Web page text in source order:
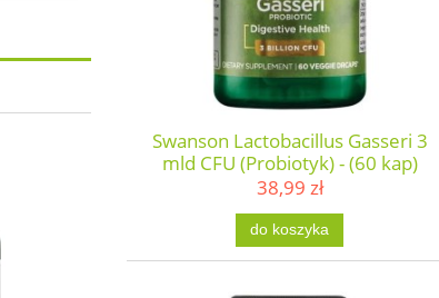
Swanson Lactobacillus Gasseri 3
mld CFU (Probiotyk) - (60 kap)
38,99 zł
do koszyka